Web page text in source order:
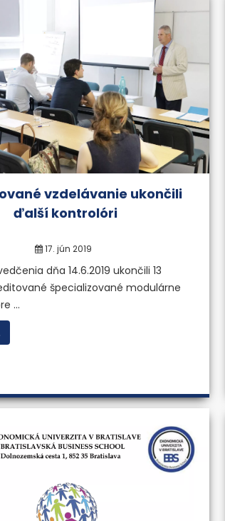
vzdelávanie ukončili
ďalší kontrolóri
17. jún 2019
dňa 14.6.2019 ukončili 13
špecializované modulárne
...